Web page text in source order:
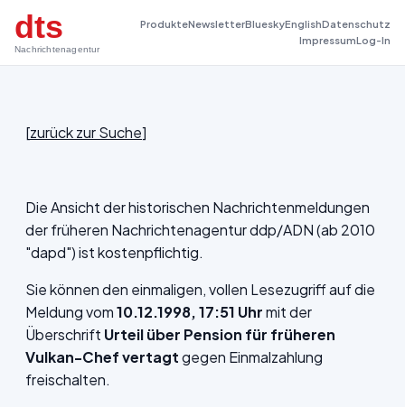
dts
Nachrichtenagentur
ProdukteNewsletterBlueskyEnglishDatenschutz
ImpressumLog-In
[zurück zur Suche]
Die Ansicht der historischen Nachrichtenmeldungen
der früheren Nachrichtenagentur ddp/ADN (ab 2010
"dapd") ist kostenpflichtig.
Sie können den einmaligen, vollen Lesezugriff auf die
Meldung vom10.12.1998, 17:51 Uhrmit der
Überschrift Urteil über Pension für früheren
Vulkan-Chef vertagtgegen Einmalzahlung
freischalten.